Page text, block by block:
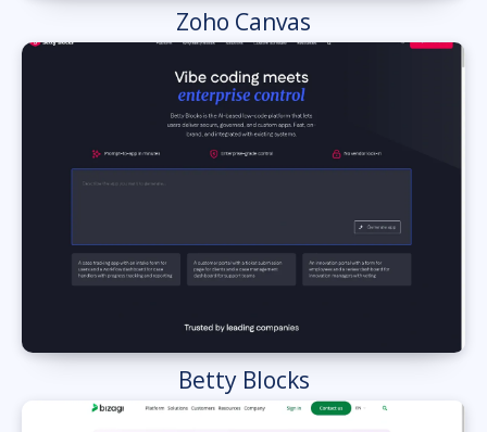
Zoho Canvas
Betty Blocks